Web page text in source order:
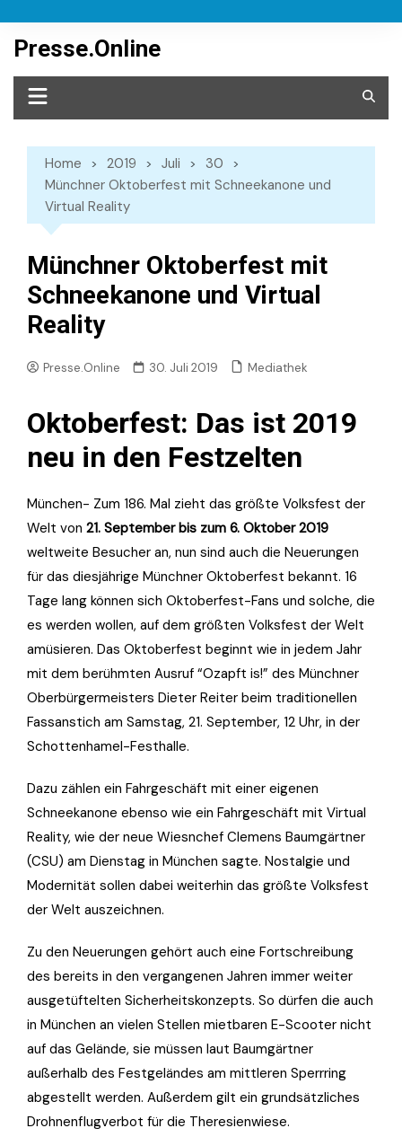
content
Presse.Online
Home 2019 Juli
30
Münchner Oktoberfest mit Schneekanone und
Virtual Reality
Münchner Oktoberfest mit
Schneekanone und Virtual
Reality
Presse.Online 30. Juli 2019 Mediathek
Oktoberfest: Das ist 2019
neu in den Festzelten
München- Zum 186. Mal zieht das größte Volksfest der
Welt von 21. September bis zum 6. Oktober 2019
weltweite Besucher an, nun sind auch die Neuerungen
für das diesjährige Münchner Oktoberfest bekannt. 16
Tage lang können sich Oktoberfest-Fans und solche, die
es werden wollen, auf dem größten Volksfest der Welt
amüsieren. Das Oktoberfest beginnt wie in jedem Jahr
mit dem berühmten Ausruf “Ozapft is!” des Münchner
Oberbürgermeisters Dieter Reiter beim traditionellen
Fassanstich am Samstag, 21. September, 12 Uhr, in der
Schottenhamel-Festhalle.
Dazu zählen ein Fahrgeschäft mit einer eigenen
Schneekanone ebenso wie ein Fahrgeschäft mit Virtual
Reality, wie der neue Wiesnchef Clemens Baumgärtner
(CSU) am Dienstag in München sagte. Nostalgie und
Modernität sollen dabei weiterhin das größte Volksfest
der Welt auszeichnen.
Zu den Neuerungen gehört auch eine Fortschreibung
des bereits in den vergangenen Jahren immer weiter
ausgetüftelten Sicherheitskonzepts. So dürfen die auch
in München an vielen Stellen mietbaren E-Scooter nicht
auf das Gelände, sie müssen laut Baumgärtner
außerhalb des Festgeländes am mittleren Sperrring
abgestellt werden. Außerdem gilt ein grundsätzliches
Drohnenflugverbot für die Theresienwiese.